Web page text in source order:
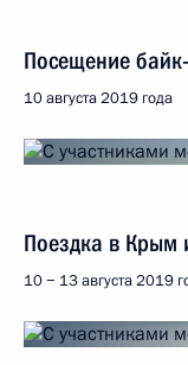
Посещение
10 августа 2019 года
Поездка в Крым
10 − 13 августа 2019